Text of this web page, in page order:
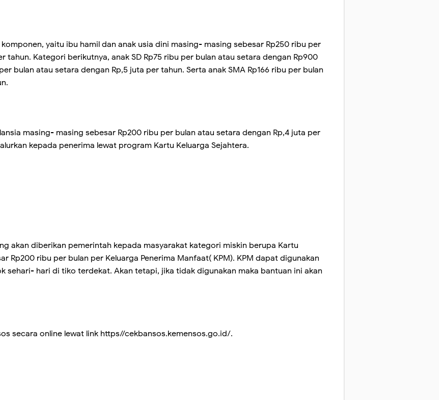
yaitu ibu hamil dan anak usia dini masing- masing sebesar Rp250 ribu per
tahun. Kategori berikutnya, anak SD Rp75 ribu per bulan atau setara dengan Rp900
bulan atau setara dengan Rp,5 juta per tahun. Serta anak SMA Rp166 ribu per bulan
masing- masing sebesar Rp200 ribu per bulan atau setara dengan Rp,4 juta per
kepada penerima lewat program Kartu Keluarga Sejahtera.
akan diberikan pemerintah kepada masyarakat kategori miskin berupa Kartu
Rp200 ribu per bulan per Keluarga Penerima Manfaat( KPM). KPM dapat digunakan
sehari- hari di tiko terdekat. Akan tetapi, jika tidak digunakan maka bantuan ini akan
secara online lewat link https//cekbansos.kemensos.go.id/.